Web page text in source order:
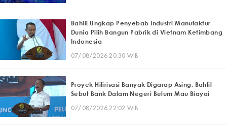
Bahlil Ungkap Penyebab Industri Manufaktur
Dunia Pilih Bangun Pabrik di Vietnam Ketimbang
Indonesia
07/08/2026 20:30 WIB
Proyek Hilirisasi Banyak Digarap Asing, Bahlil
Sebut Bank Dalam Negeri Belum Mau Biayai
07/08/2026 22:02 WIB